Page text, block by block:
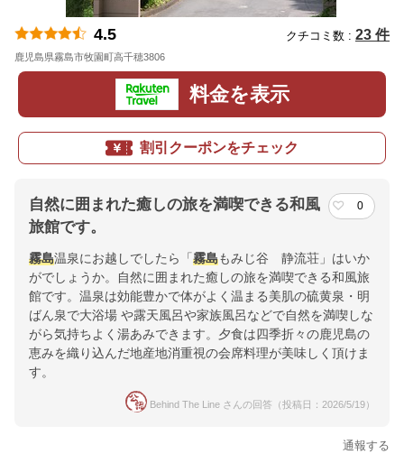
4.5 クチコミ数 : 23 件
鹿児島県霧島市牧園町高千穂3806
料金を表示
割引クーポンをチェック
自然に囲まれた癒しの旅を満喫できる和風
旅館です。
0
霧島温泉にお越しでしたら「 霧島もみじ谷 静流荘」はいか
がでしょうか。自然に囲まれた癒しの旅を満喫できる和風旅
館です。温泉は効能豊かで体がよく温まる美肌の硫黄泉・明
ばん泉で大浴場 や露天風呂や家族風呂などで自然を満喫しな
がら気持ちよく湯あみできます。夕食は四季折々の鹿児島の
恵みを織り込んだ地産地消重視の会席料理が美味しく頂けま
す。
Behind The Line さんの回答（投稿日：2026/5/19）
通報する